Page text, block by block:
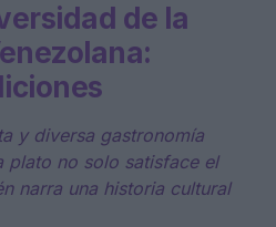
de la
y diversa gastronomía
plato no solo satisface el
narra una historia cultural